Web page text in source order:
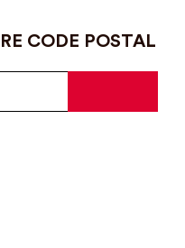
CODE POSTAL